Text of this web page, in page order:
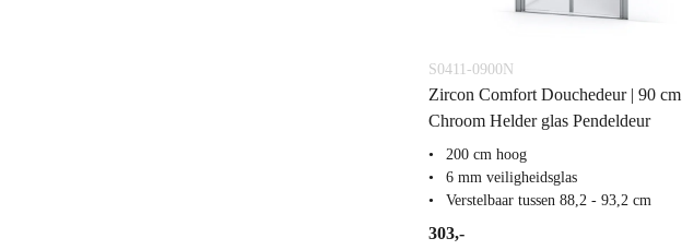
S0411-0900N
Zircon Comfort Douchedeur | 90 cm
Chroom Helder glas Pendeldeur
200 cm hoog
6 mm veiligheidsglas
Verstelbaar tussen 88,2 - 93,2 cm
303,-